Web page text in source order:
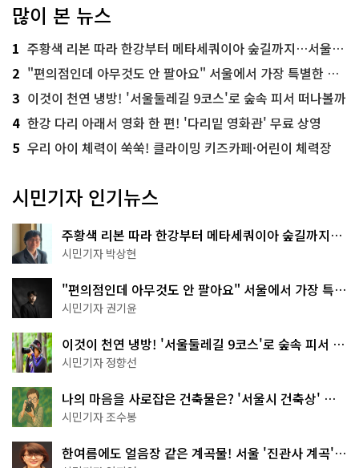
많이 본 뉴스
1 주황색 리본 따라 한강부터 메타세쿼이아 숲길까지…서울둘레길 15코스
2 "편의점인데 아무것도 안 팔아요" 서울에서 가장 특별한 편의점의 정체
3 이것이 천연 냉방! '서울둘레길 9코스'로 숲속 피서 떠나볼까
4 한강 다리 아래서 영화 한 편! '다리밑 영화관' 무료 상영
5 우리 아이 체력이 쑥쑥! 클라이밍 키즈카페·어린이 체력장
시민기자 인기뉴스
주황색 리본 따라 한강부터 메타세쿼이아 숲길까지…
서울둘레길 15코스
시민기자 박상현
"편의점인데 아무것도 안 팔아요" 서울에서 가장 특별
한 편의점의 정체
시민기자 권기윤
이것이 천연 냉방! '서울둘레길 9코스'로 숲속 피서 떠
나볼까
시민기자 정향선
나의 마음을 사로잡은 건축물은? '서울시 건축상' 수
상작 공개!
시민기자 조수봉
한여름에도 얼음장 같은 계곡물! 서울 '진관사 계곡'이